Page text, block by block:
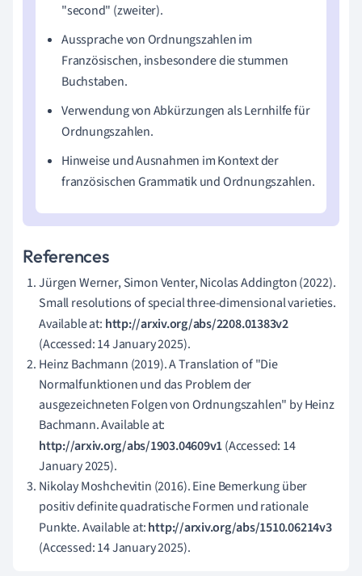
"second" (zweiter).
Aussprache von Ordnungszahlen im
Französischen, insbesondere die stummen
Buchstaben.
Verwendung von Abkürzungen als Lernhilfe für
Ordnungszahlen.
Hinweise und Ausnahmen im Kontext der
französischen Grammatik und Ordnungszahlen.
References
Jürgen Werner, Simon Venter, Nicolas Addington (2022).
Small resolutions of special three-dimensional varieties.
Available at: http://arxiv.org/abs/2208.01383v2
(Accessed: 14 January 2025).
Heinz Bachmann (2019). A Translation of "Die
Normalfunktionen und das Problem der
ausgezeichneten Folgen von Ordnungszahlen" by Heinz
Bachmann. Available at:
http://arxiv.org/abs/1903.04609v1(Accessed: 14
January 2025).
Nikolay Moshchevitin (2016). Eine Bemerkung über
positiv definite quadratische Formen und rationale
Punkte. Available at:http://arxiv.org/abs/1510.06214v3
(Accessed: 14 January 2025).